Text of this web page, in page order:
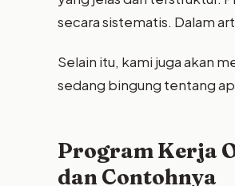
secara sistematis. Dalam
Selain itu, kami juga akan
sedang bingung tentang
Program Kerja
dan Contohnya